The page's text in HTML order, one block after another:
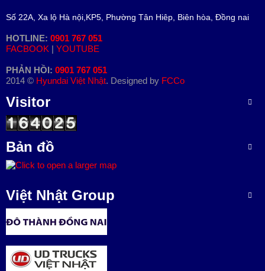
Số 22A, Xa lộ Hà nội,KP5, Phường Tân Hiêp, Biên hòa, Đồng nai
HOTLINE: 0901 767 051
FACBOOK | YOUTUBE
PHẢN HỒI: 0901 767 051
2014 © Hyundai Việt Nhật. Designed by FCCo
Visitor
Bản đồ
Việt Nhật Group